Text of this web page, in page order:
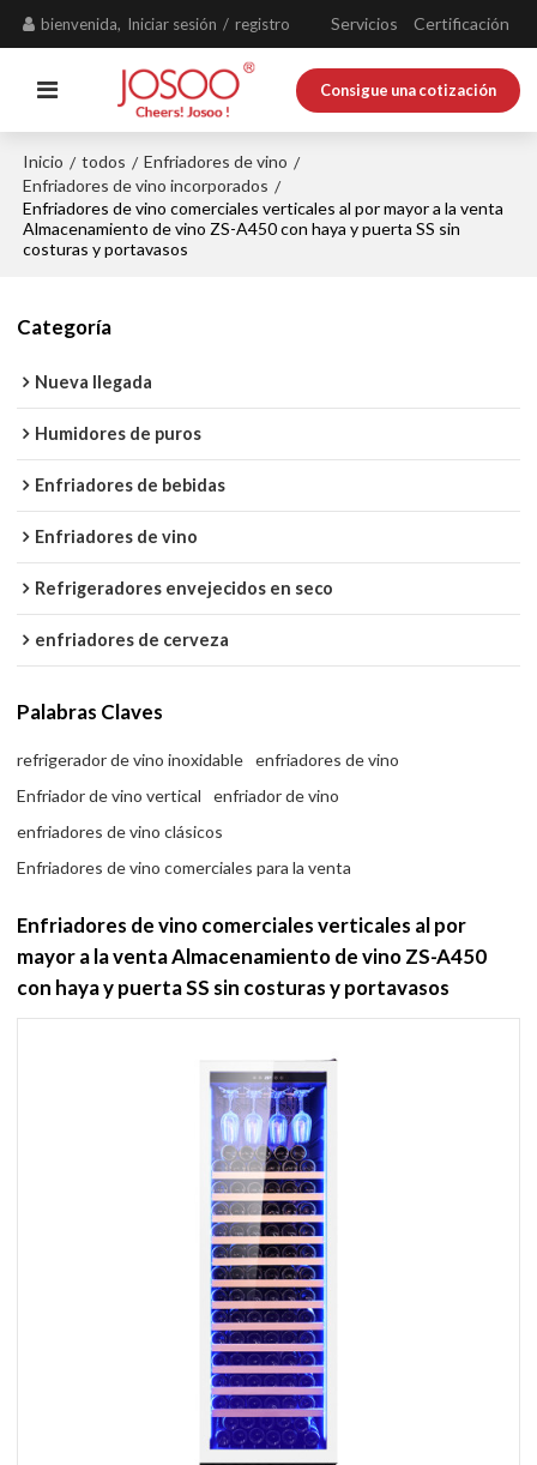
bienvenida, Iniciar sesión / registro Servicios Certificación
Consigue una cotización
Inicio / todos / Enfriadores de vino /
Enfriadores de vino incorporados /
Enfriadores de vino comerciales verticales al por mayor a la venta
Almacenamiento de vino ZS-A450 con haya y puerta SS sin
costuras y portavasos
Categoría
Nueva llegada
Humidores de puros
Enfriadores de bebidas
Enfriadores de vino
Refrigeradores envejecidos en seco
enfriadores de cerveza
Palabras Claves
refrigerador de vino inoxidable
enfriadores de vino
Enfriador de vino vertical
enfriador de vino
enfriadores de vino clásicos
Enfriadores de vino comerciales para la venta
Enfriadores de vino comerciales verticales al por
mayor a la venta Almacenamiento de vino ZS-A450
con haya y puerta SS sin costuras y portavasos